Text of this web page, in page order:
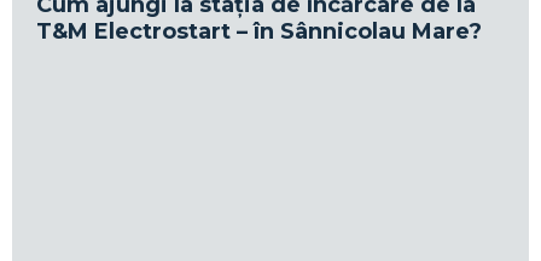
T&M Electrostart – în Sânnicolau Mare?